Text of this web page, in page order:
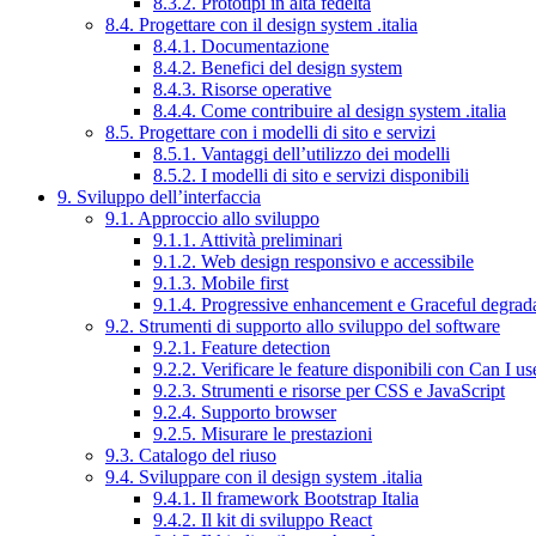
8.4. Progettare con il design system .italia
8.4.1. Documentazione
8.4.2. Benefici del design system
8.4.3. Risorse operative
8.4.4. Come contribuire al design system .italia
8.5. Progettare con i modelli di sito e servizi
8.5.1. Vantaggi dell’utilizzo dei modelli
8.5.2. I modelli di sito e servizi disponibili
9. Sviluppo dell’interfaccia
9.1. Approccio allo sviluppo
9.1.1. Attività preliminari
9.1.2. Web design responsivo e accessibile
9.1.3. Mobile first
9.1.4. Progressive enhancement e Graceful
9.2. Strumenti di supporto allo sviluppo del software
9.2.1. Feature detection
9.2.2. Verificare le feature disponibili con Can I
9.2.3. Strumenti e risorse per CSS e JavaScript
9.2.4. Supporto browser
9.2.5. Misurare le prestazioni
9.3. Catalogo del riuso
9.4. Sviluppare con il design system .italia
9.4.1. Il framework Bootstrap Italia
9.4.2. Il kit di sviluppo React